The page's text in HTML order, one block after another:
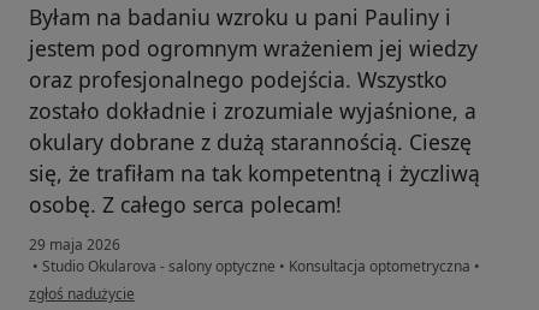
Byłam na badaniu wzroku u pani Pauliny i
jestem pod ogromnym wrażeniem jej wiedzy
oraz profesjonalnego podejścia. Wszystko
zostało dokładnie i zrozumiale wyjaśnione, a
okulary dobrane z dużą starannością. Cieszę
się, że trafiłam na tak kompetentną i życzliwą
osobę. Z całego serca polecam!
29 maja 2026
• Studio Okularova - salony optyczne • Konsultacja optometryczna •
w opinii użytkownika Oliwia
zgłoś nadużycie